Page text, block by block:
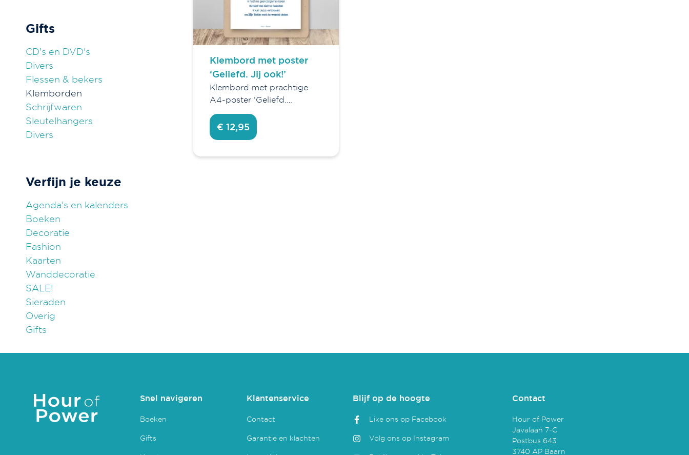
Gifts
CD's en DVD's
Divers
Flessen & bekers
Klemborden
Schrijfwaren
Sleutelhangers
Divers
Verfijn je keuze
Agenda's en kalenders
Boeken
Decoratie
Fashion
Kaarten
Wanddecoratie
SALE!
Sieraden
Overig
Gifts
Klembord met poster
‘Geliefd. Jij ook!’
Klembord met prachtige
A4-poster ‘Geliefd.…
€ 12,95
Snel navigeren
Boeken
Gifts
Klantenservice
Contact
Garantie en klachten
Blijf op de hoogte
Like ons op Facebook
Volg ons op Instagram
Contact
Hour of Power
Javalaan 7-C
Postbus 643
3740 AP Baarn